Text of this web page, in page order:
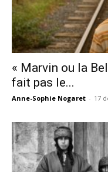
« Marvin ou la
fait pas le...
Anne-Sophie Nogaret - 17